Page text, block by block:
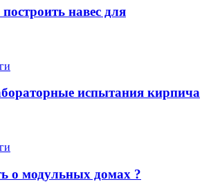
навес для
испытания кирпича
о модульных домах ?